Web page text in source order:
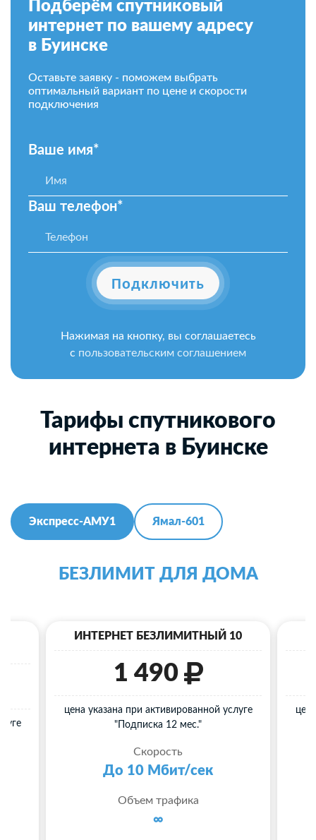
Подберём спутниковый
интернет по вашему адресу
в Буинске
Оставьте заявку - поможем выбрать
оптимальный вариант по цене и скорости
подключения
Ваше имя*
Ваш телефон*
Подключить
Нажимая на кнопку, вы соглашаетесь
с пользовательским соглашением
Тарифы спутникового
интернета в Буинске
Экспресс-АМУ1 Ямал-601
БЕЗЛИМИТ ДЛЯ ДОМА
ИНТЕРНЕТ БЕЗЛИМИТНЫЙ 10
1 490
цена указана при активированной услуге
"Подписка 12 мес."
Скорость
До 10 Мбит/сек
Объем трафика
∞